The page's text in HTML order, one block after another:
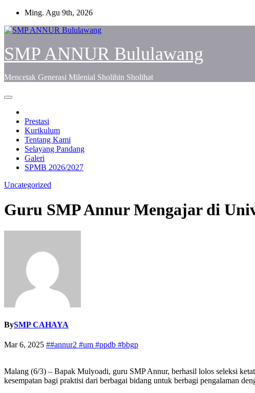
Skip
content
Ming. Agu 9th, 2026
SMP ANNUR Bululawang
Mencetak Generasi Milenial Sholihin Sholihat
Prestasi
Kurikulum
Tentang Kami
Selayang Pandang
Galeri
SPMB 2026/2027
Uncategorized
Guru SMP Annur Mengajar di
BySMP CAHAYA
Mar 6, 2025 ##annur2 #um #ppdb #bbgp
Malang (6/3) – Bapak Mulyoadi, guru SMP Annur, berhasil lolos seleksi
kesempatan bagi praktisi dari berbagai bidang untuk berbagi pengalaman